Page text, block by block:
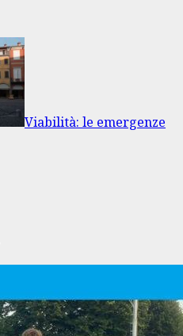
Viabilità: le emergenze